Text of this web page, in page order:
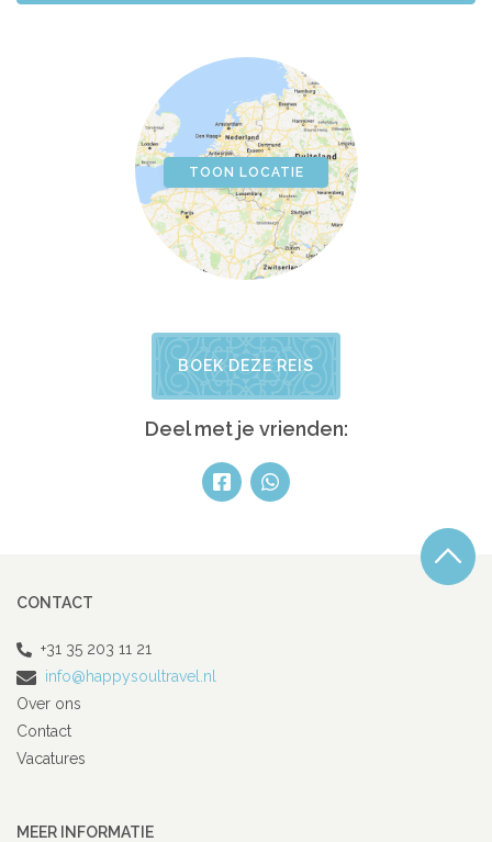
TOON LOCATIE
BOEK DEZE REIS
Deel met je vrienden:
CONTACT
+31 35 203 11 21
info@happysoultravel.nl
Over ons
Contact
Vacatures
MEER INFORMATIE